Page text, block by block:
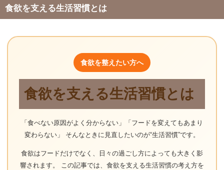
食欲を支える生活習慣とは
食欲を整えたい方へ
食欲を支える生活習慣とは
「食べない原因がよく分からない」「フードを変えてもあまり
変わらない」 そんなときに見直したいのが“生活習慣”です。
食欲はフードだけでなく、日々の過ごし方によっても大きく影
響されます。 この記事では、食欲を支える生活習慣の考え方を